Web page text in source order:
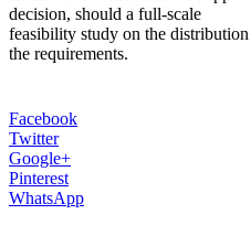
decision, should a full-scale
feasibility study on the
the requirements.
Facebook
Twitter
Google+
Pinterest
WhatsApp